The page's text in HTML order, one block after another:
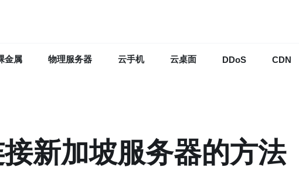
金属 物理服务器 云手机 云桌面 DDoS CDN
新加坡服务器的方法